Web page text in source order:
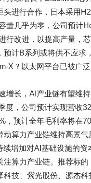
头进行合作，日本采用
量几乎为零，公司预计
行改进，以提高产量，
预计B系列或将供不应求
X？以太网平台已被广
增长，AI产业链有望维
度，公司预计实现营收
，预计全年毛利率将在
算力产业链维持高景气
续增加对AI基础设施的
注算力产业链。推荐标
科技、紫光股份、源杰